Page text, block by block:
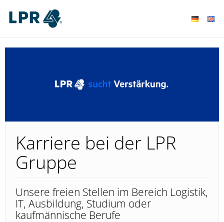
Karriere bei der LPR
Gruppe
Unsere freien Stellen im Bereich Logistik,
IT, Ausbildung, Studium oder
kaufmännische Berufe